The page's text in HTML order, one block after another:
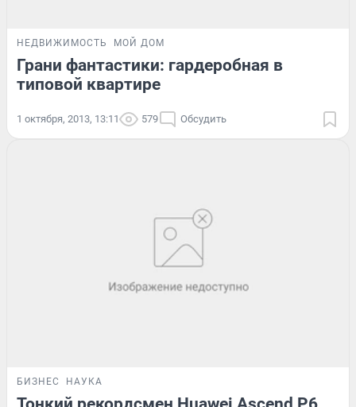
НЕДВИЖИМОСТЬ МОЙ ДОМ
Грани фантастики: гардеробная в
типовой квартире
1 октября, 2013, 13:11 579 Обсудить
БИЗНЕС НАУКА